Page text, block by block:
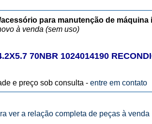
acessório para manutenção de máquina
à venda (sem uso)
70NBR 1024014190
e preço sob consulta - entre em contato
ver a relação completa de peças à venda